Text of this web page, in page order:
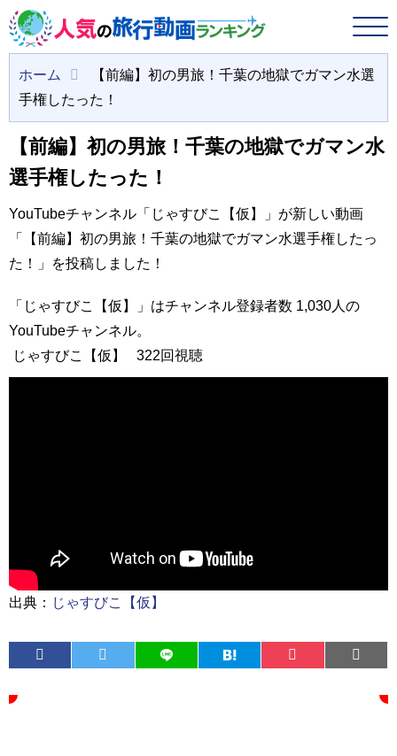
ホーム
【前編】初の男旅！千葉の地獄でガマン水選
手権したった！
【前編】初の男旅！千葉の地獄でガマン水
選手権したった！
YouTubeチャンネル「じゃすびこ【仮】」が新しい動画
「【前編】初の男旅！千葉の地獄でガマン水選手権したっ
た！」を投稿しました！
「じゃすびこ【仮】」はチャンネル登録者数 1,030人の
YouTubeチャンネル。
じゃすびこ【仮】
322回視聴
出典： じゃすびこ【仮】